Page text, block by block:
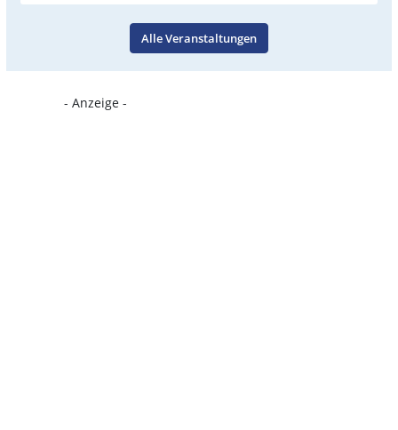
Alle Veranstaltungen
- Anzeige -